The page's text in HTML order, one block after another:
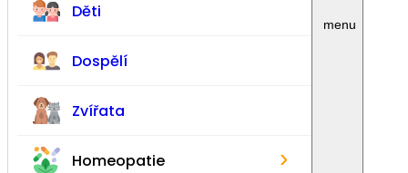
Děti
Dospělí
Zvířata
Homeopatie ›